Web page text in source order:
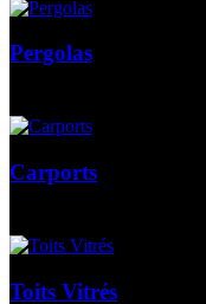
Pergolas
Carports
Toits Vitrés